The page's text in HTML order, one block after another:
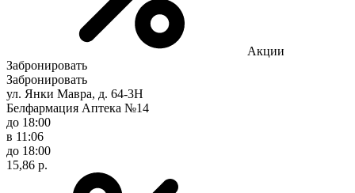
Акции
Забронировать
Забронировать
ул. Янки Мавра, д. 64-3Н
Белфармация Аптека №14
до 18:00
в 11:06
до 18:00
15,86 р.